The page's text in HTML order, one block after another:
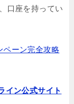
口座を持ってい
ペーン完全攻略
イン公式サイト